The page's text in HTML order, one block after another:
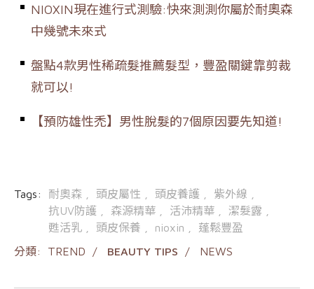
NIOXIN現在進行式測驗:快來測測你屬於耐奧森
中幾號未來式
盤點4款男性稀疏髮推薦髮型，豐盈關鍵靠剪裁
就可以!
【預防雄性禿】男性脫髮的7個原因要先知道!
Tags: 耐奧森 頭皮屬性 頭皮養護
紫外線
抗UV防護
森源精華 活沛精華
潔髮露
甦活乳
頭皮保養 nioxin
蓬鬆豐盈
分類:
TREND BEAUTY TIPS NEWS